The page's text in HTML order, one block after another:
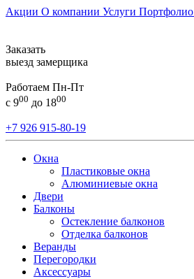
Акции О компании Услуги Портфолио
Заказать
выезд замерщика
Работаем Пн-Пт
с 900 до 1800
+7 926 915-80-19
Окна
Пластиковые окна
Алюминиевые окна
Двери
Балконы
Остекление балконов
Отделка балконов
Веранды
Перегородки
Аксессуары